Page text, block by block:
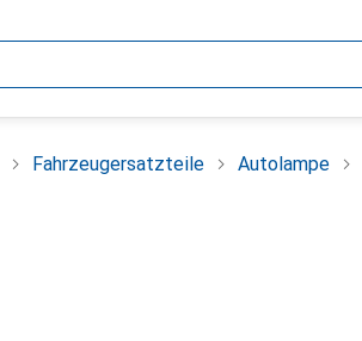
Fahrzeugersatzteile Autolampe